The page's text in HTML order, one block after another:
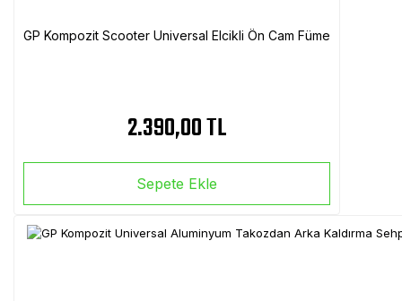
GP Kompozit Scooter Universal Elcikli Ön Cam Füme
2.390,00 TL
Sepete Ekle